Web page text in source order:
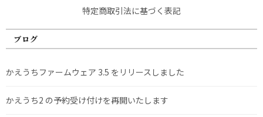
特定商取引法に基づく表記
ブログ
かえうちファームウェア 3.5 をリリースしました
かえうち2 の予約受け付けを再開いたします